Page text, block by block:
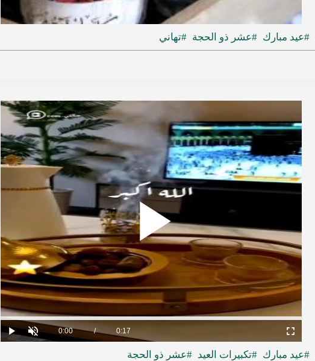
#عيد مبارك #عشر ذو الحجة #تهاني
Play
Video
Play Unmute Current
0:00 / Duration
0:17
Loaded:
Progress:
0%
Fullscreen
#عيد مبارك #تكبيرات العيد #عشر ذو الحجة